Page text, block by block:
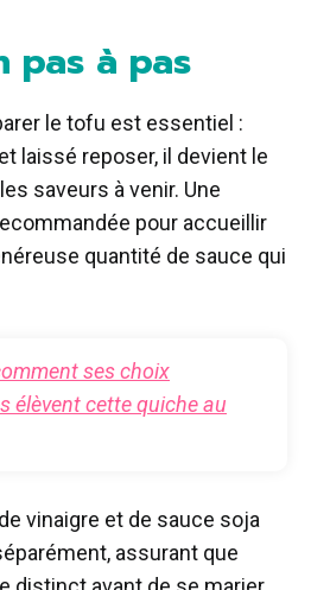
pas à pas
le tofu est essentiel :
laissé reposer, il devient le
saveurs à venir. Une
pour accueillir
quantité de sauce qui
ses choix
élèvent cette quiche au
vinaigre et de sauce soja
assurant que